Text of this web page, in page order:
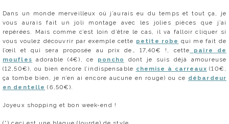
Dans un monde merveilleux où j’aurais eu du temps et tout ça, je
vous aurais fait un joli montage avec les jolies pièces que j’ai
repérées. Mais comme c’est loin d’être le cas, il va falloir cliquer si
vous voulez découvrir par exemple cette petite robe qui me fait de
l’œil et qui sera proposée au prix de… 17,40€ !, cette paire de
moufles adorable (4€), ce poncho
dont je suis déjà amoureuse
(12,50€), ou bien encore l’indispensable chemise à carreaux (10€,
ça tombe bien, je n’en ai encore aucune en rouge) ou ce débardeur
en dentelle (6,50€).
Joyeux shopping et bon week-end !